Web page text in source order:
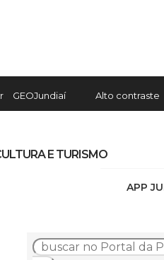
GEOJundiaí Alto contraste
APP
E TURISMO